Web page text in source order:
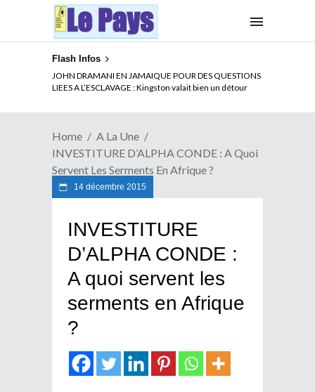
Flash Infos
ELECTION DE TALON A LA TETE DU SENAT BENINOIS :
Quand Patrice quitte le pouvoir sans partir !
Home
A La Une
INVESTITURE D’ALPHA CONDE : A Quoi
Servent Les Serments En Afrique ?
14 décembre 2015
INVESTITURE
D’ALPHA CONDE :
A quoi servent les
serments en Afrique
?